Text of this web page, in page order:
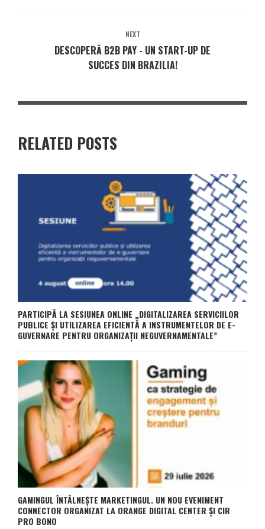
NEXT
DESCOPERĂ B2B PAY - UN START-UP DE
SUCCES DIN BRAZILIA!
RELATED POSTS
PARTICIPĂ LA SESIUNEA ONLINE „DIGITALIZAREA SERVICIILOR
PUBLICE ȘI UTILIZAREA EFICIENTĂ A INSTRUMENTELOR DE E-
GUVERNARE PENTRU ORGANIZAȚII NEGUVERNAMENTALE”
GAMINGUL ÎNTÂLNEȘTE MARKETINGUL. UN NOU EVENIMENT
CONNECTOR ORGANIZAT LA ORANGE DIGITAL CENTER ȘI CIR
PRO BONO